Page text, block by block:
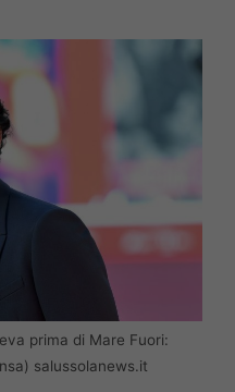
prima di Mare Fuori:
salussolanews.it